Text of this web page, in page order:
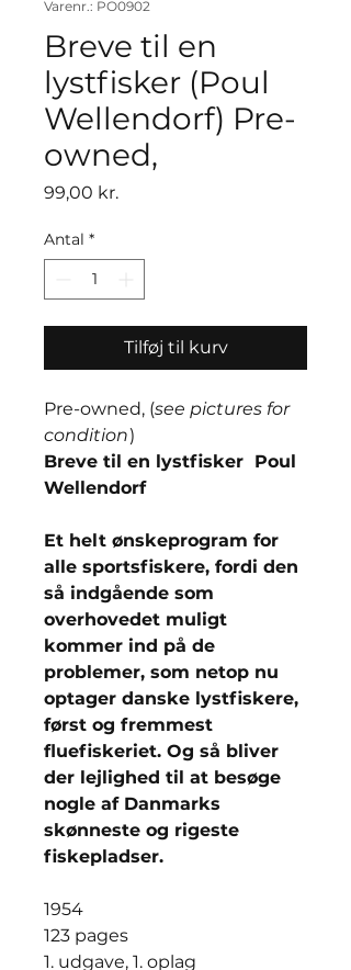
Varenr.: PO0902
Breve til en
lystfisker (Poul
Wellendorf) Pre-
owned,
99,00 kr.Pris
Antal *
Tilføj til kurv
Pre-owned, (see pictures for
condition)
Breve til en lystfisker Poul
Wellendorf
Et helt ønskeprogram for
alle sportsfiskere, fordi den
så indgående som
overhovedet muligt
kommer ind på de
problemer, som netop nu
optager danske lystfiskere,
først og fremmest
fluefiskeriet. Og så bliver
der lejlighed til at besøge
nogle af Danmarks
skønneste og rigeste
fiskepladser.
1954
123 pages
1. udgave, 1. oplag